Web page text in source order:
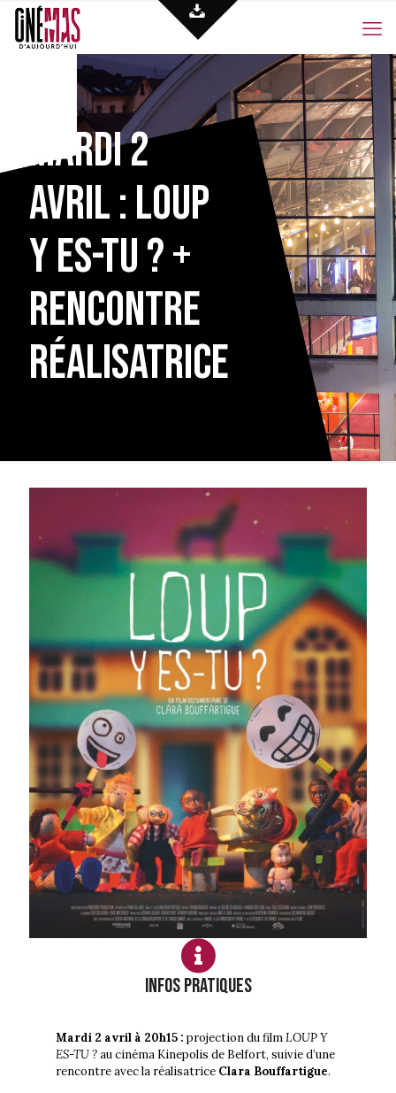
Mardi 2
avril : Loup
y es-tu ? +
rencontre
réalisatrice
Infos PRATIQUES
Mardi 2 avril à 20h15 : projection du filmLOUP Y
ES-TU ?au cinéma Kinepolis de Belfort, suivie d’une
rencontre avec la réalisatrice Clara Bouffartigue.